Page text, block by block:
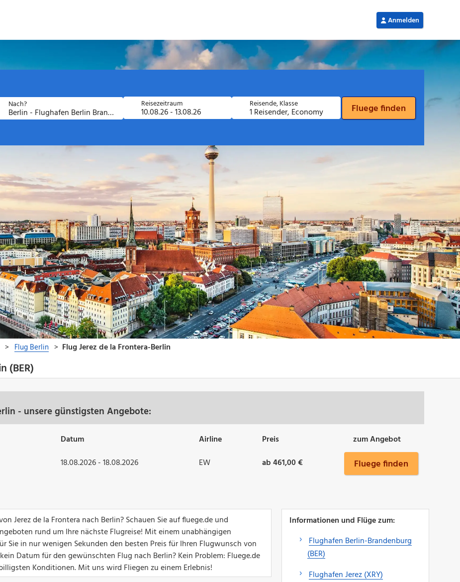
(BER)
- unsere günstigsten Angebote:
Datum Airline Preis
zum Angebot
18.08.2026 - 18.08.2026 EW ab 461,00 € Fluege finden
Jerez de la Frontera nach Berlin? Schauen Sie auf fluege.de und
rund um Ihre nächste Flugreise! Mit einem unabhängigen
Sie in nur wenigen Sekunden den besten Preis für Ihren Flugwunsch von
Datum für den gewünschten Flug nach Berlin? Kein Problem: Fluege.de
Konditionen. Mit uns wird Fliegen zu einem Erlebnis!
Informationen und Flüge zum:
Flughafen Berlin-Brandenburg
(BER)
Flughafen Jerez (XRY)